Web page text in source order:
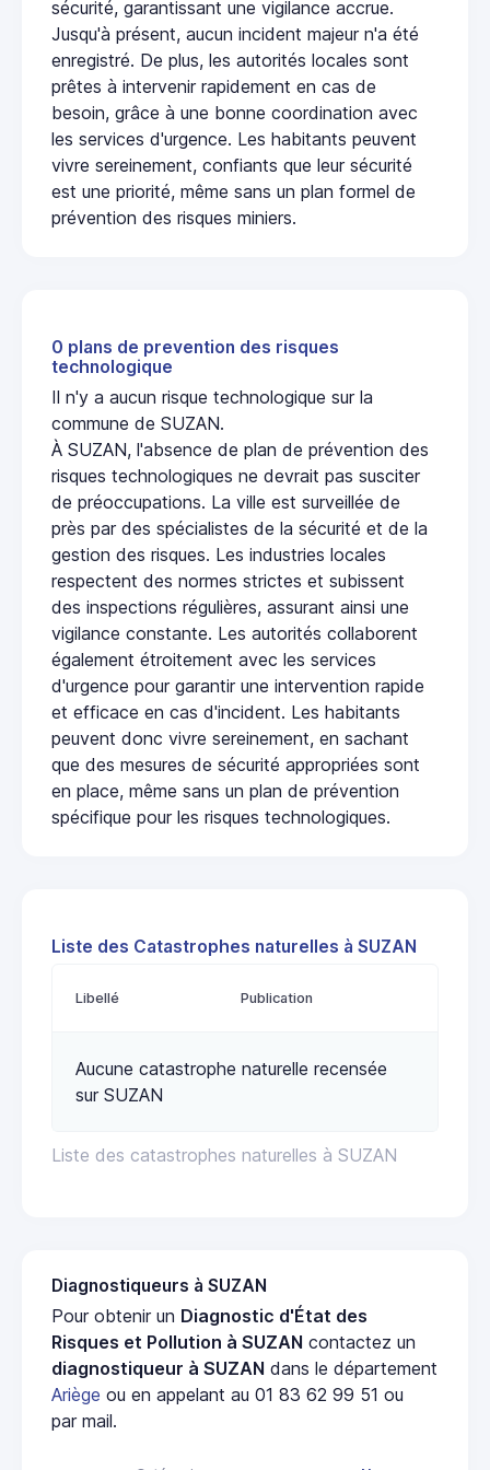
sécurité, garantissant une vigilance accrue.
Jusqu'à présent, aucun incident majeur n'a été
enregistré. De plus, les autorités locales sont
prêtes à intervenir rapidement en cas de
besoin, grâce à une bonne coordination avec
les services d'urgence. Les habitants peuvent
vivre sereinement, confiants que leur sécurité
est une priorité, même sans un plan formel de
prévention des risques miniers.
0 plans de prevention des risques
technologique
Il n'y a aucun risque technologique sur la
commune de SUZAN.
À SUZAN, l'absence de plan de prévention des
risques technologiques ne devrait pas susciter
de préoccupations. La ville est surveillée de
près par des spécialistes de la sécurité et de la
gestion des risques. Les industries locales
respectent des normes strictes et subissent
des inspections régulières, assurant ainsi une
vigilance constante. Les autorités collaborent
également étroitement avec les services
d'urgence pour garantir une intervention rapide
et efficace en cas d'incident. Les habitants
peuvent donc vivre sereinement, en sachant
que des mesures de sécurité appropriées sont
en place, même sans un plan de prévention
spécifique pour les risques technologiques.
Liste des Catastrophes naturelles à SUZAN
Liste des catastrophes naturelles à SUZAN
Libellé Publication
Aucune catastrophe naturelle recensée
sur SUZAN
Diagnostiqueurs à SUZAN
Pour obtenir un Diagnostic d'État des
Risques et Pollution à SUZAN contactez un
diagnostiqueur à SUZAN dans le département
Ariège ou en appelant au 01 83 62 99 51 ou
par mail.